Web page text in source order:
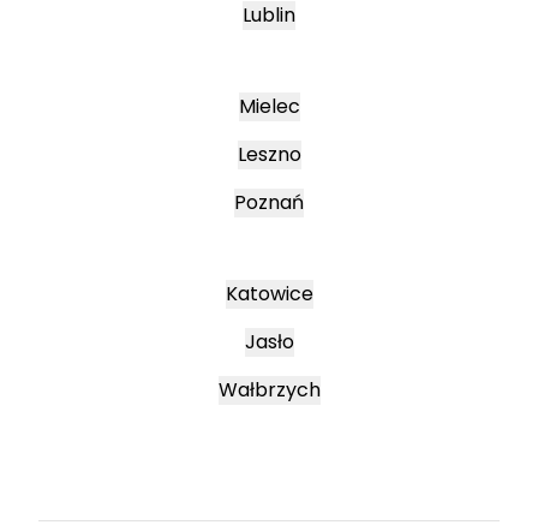
Lublin
Mielec
Leszno
Poznań
Katowice
Jasło
Wałbrzych